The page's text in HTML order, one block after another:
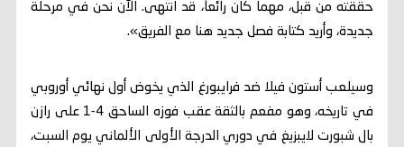
حققته من قبل، مهما كان رائعاً، قد انتهى. الآن نحن في مرحلة
جديدة، وأريد كتابة فصل جديد هنا مع الفريق».
وسيلعب أستون فيلا ضد فرايبورغ الذي يخوض أول نهائي أوروبي
في تاريخه، وهو مفعم بالثقة عقب فوزه الساحق 4-1 على رازن
بال شبورت لايبزيغ في دوري الدرجة الأولى الألماني يوم السبت،